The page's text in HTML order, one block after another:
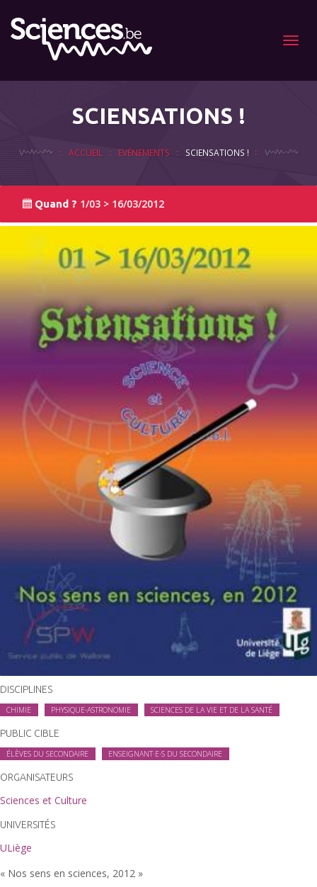
Menu
SCIENSATIONS !
ACCUEIL EVÉNEMENTS SCIENSATIONS !
Quand ? 1/03 > 16/03/2012
DISCIPLINES
CHIMIE PHYSIQUE-ASTRONOMIE SCIENCES DE LA VIE ET DE LA SANTÉ
PUBLIC CIBLE
ÉLÈVES DU SECONDAIRE ENSEIGNANT·E·S DU SECONDAIRE
ORGANISATEURS
Sciences et Culture
UNIVERSITÉS
ULiège
« Nos sens en sciences, 2012 »